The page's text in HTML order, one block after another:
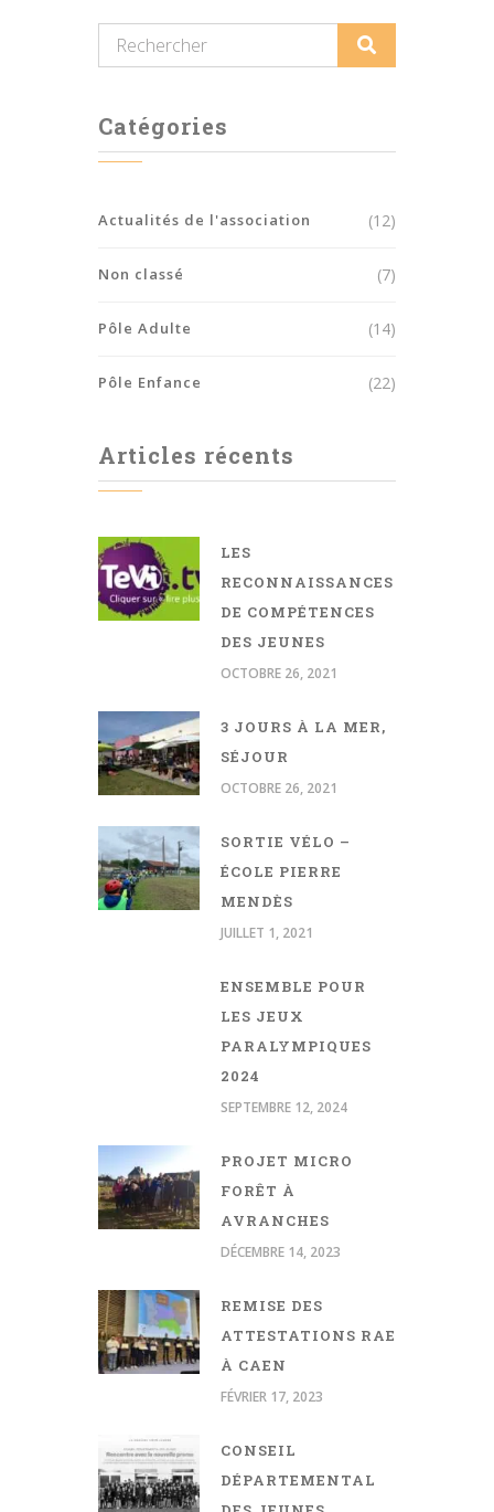
Catégories
Actualités de l'association (12)
Non classé (7)
Pôle Adulte (14)
Pôle Enfance (22)
Articles récents
LES
RECONNAISSANCES
DE COMPÉTENCES
DES JEUNES
OCTOBRE 26, 2021
3 JOURS À LA MER,
SÉJOUR
OCTOBRE 26, 2021
SORTIE VÉLO –
ÉCOLE PIERRE
MENDÈS
JUILLET 1, 2021
ENSEMBLE POUR
LES JEUX
PARALYMPIQUES
2024
SEPTEMBRE 12, 2024
PROJET MICRO
FORÊT À
AVRANCHES
DÉCEMBRE 14, 2023
REMISE DES
ATTESTATIONS RAE
À CAEN
FÉVRIER 17, 2023
CONSEIL
DÉPARTEMENTAL